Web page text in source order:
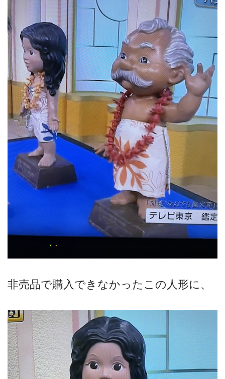
非売品で購入できなかったこの人形に、